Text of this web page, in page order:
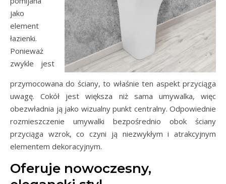
jako
element
łazienki.
Ponieważ
zwykle jest
przymocowana do ściany, to właśnie ten aspekt przyciąga
uwagę. Cokół jest większa niż sama umywalka, więc
obezwładnia ją jako wizualny punkt centralny. Odpowiednie
rozmieszczenie umywalki bezpośrednio obok ściany
przyciąga wzrok, co czyni ją niezwykłym i atrakcyjnym
elementem dekoracyjnym.
Oferuje nowoczesny,